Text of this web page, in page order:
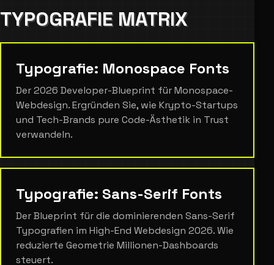
TYPOGRAFIE MATRIX
Typografie: Monospace Fonts
Der 2026 Developer-Blueprint für Monospace-
Webdesign. Ergründen Sie, wie Krypto-Startups
und Tech-Brands pure Code-Ästhetik in Trust
verwandeln.
Typografie: Sans-Serif Fonts
Der Blueprint für die dominierenden Sans-Serif
Typografien im High-End Webdesign 2026. Wie
reduzierte Geometrie Millionen-Dashboards
steuert.